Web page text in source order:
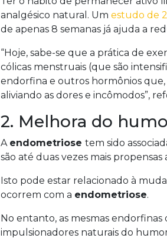
analgésico natural. Um estudo de
de apenas 8 semanas já ajuda a
“Hoje, sabe-se que a prática de
cólicas menstruais (que são
endorfina e outros hormônios que,
aliviando as dores e incômodos”,
2. Melhora do
A endometriose tem sido
são até duas vezes mais
Isto pode estar relacionado à
ocorrem com a endometriose.
No entanto, as mesmas
impulsionadores naturais do